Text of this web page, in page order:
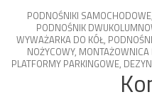
PODNOŚNIKI SAMOCHODOWE,
PODNOŚNIK
WYWAŻARKA DO KÓŁ,
NOŻYCOWY, MONTAŻOWNICA
PLATFORMY PARKINGOWE,